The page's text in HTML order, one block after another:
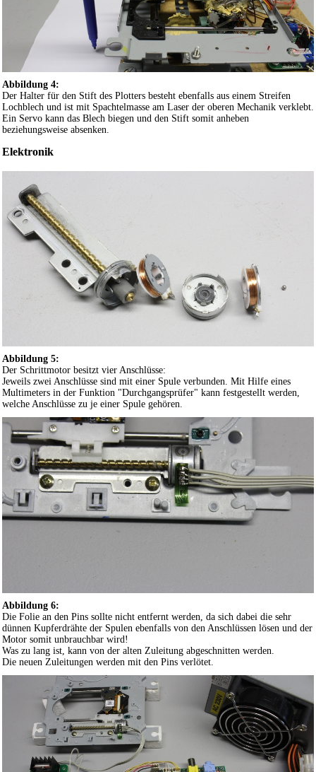
Abbildung 4:
Der Halter für den Stift des Plotters besteht ebenfalls aus einem Streifen
Lochblech und ist mit Spachtelmasse am Laser der oberen Mechanik verklebt.
Ein Servo kann das Blech biegen und den Stift somit anheben
beziehungsweise absenken.
Elektronik
Abbildung 5:
Der Schrittmotor besitzt vier Anschlüsse:
Jeweils zwei Anschlüsse sind mit einer Spule verbunden. Mit Hilfe eines
Multimeters in der Funktion "Durchgangsprüfer" kann festgestellt werden,
welche Anschlüsse zu je einer Spule gehören.
Abbildung 6:
Die Folie an den Pins sollte nicht entfernt werden, da sich dabei die sehr
dünnen Kupferdrähte der Spulen ebenfalls von den Anschlüssen lösen und der
Motor somit unbrauchbar wird!
Was zu lang ist, kann von der alten Zuleitung abgeschnitten werden.
Die neuen Zuleitungen werden mit den Pins verlötet.